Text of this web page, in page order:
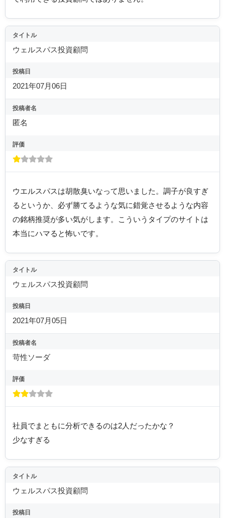
タイトル
ウェルスパス投資顧問
投稿日
2021年07月06日
投稿者名
匿名
評価
ウエルスパスは胡散臭いなって思いました。調子が良すぎ
るというか、必ず勝てるような気に錯覚させるような内容
の銘柄推奨が多い気がします。こういうタイプのサイトは
本当にハマると怖いです。
タイトル
ウェルスパス投資顧問
投稿日
2021年07月05日
投稿者名
苛性ソーダ
評価
社員でまともに分析できるのは2人だったかな？
少なすぎる
タイトル
ウェルスパス投資顧問
投稿日